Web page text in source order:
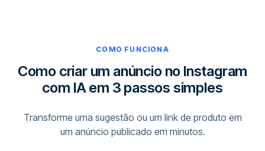
COMO FUNCIONA
Como criar um anúncio no Instagram
com IA em 3 passos simples
Transforme uma sugestão ou um link de produto em
um anúncio publicado em minutos.